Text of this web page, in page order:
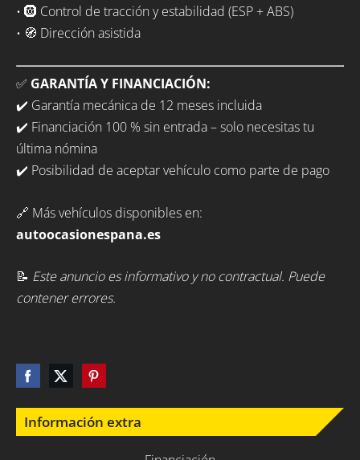
Información extra
• 🛞 Control de tracción y estabilidad (ESP + ABS)
• 🧭 Dirección asistida
✅ GARANTÍA Y FINANCIACIÓN:
✔️ Garantía mecánica de 12 meses incluida
✔️ Financiación 100 % sin entrada – solo necesitas tu
última nómina
✔️ Posibilidad de aceptar vehículo como parte de pago
🔗 Más vehículos disponibles en:
autoocasionespana.es
📝 Este anuncio es informativo y no contractual. Puede
contener errores.